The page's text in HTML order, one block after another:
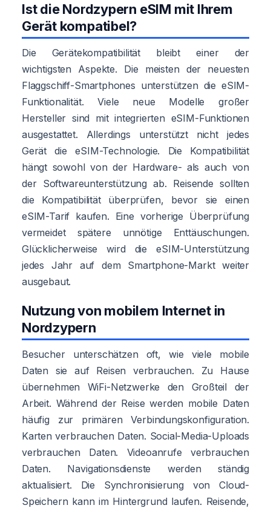
Ist die Nordzypern eSIM mit Ihrem
Gerät kompatibel?
Die Gerätekompatibilität bleibt einer der
wichtigsten Aspekte. Die meisten der neuesten
Flaggschiff-Smartphones unterstützen die eSIM-
Funktionalität. Viele neue Modelle großer
Hersteller sind mit integrierten eSIM-Funktionen
ausgestattet. Allerdings unterstützt nicht jedes
Gerät die eSIM-Technologie. Die Kompatibilität
hängt sowohl von der Hardware- als auch von
der Softwareunterstützung ab. Reisende sollten
die Kompatibilität überprüfen, bevor sie einen
eSIM-Tarif kaufen. Eine vorherige Überprüfung
vermeidet spätere unnötige Enttäuschungen.
Glücklicherweise wird die eSIM-Unterstützung
jedes Jahr auf dem Smartphone-Markt weiter
ausgebaut.
Nutzung von mobilem Internet in
Nordzypern
Besucher unterschätzen oft, wie viele mobile
Daten sie auf Reisen verbrauchen. Zu Hause
übernehmen WiFi-Netzwerke den Großteil der
Arbeit. Während der Reise werden mobile Daten
häufig zur primären Verbindungskonfiguration.
Karten verbrauchen Daten. Social-Media-Uploads
verbrauchen Daten. Videoanrufe verbrauchen
Daten. Navigationsdienste werden ständig
aktualisiert. Die Synchronisierung von Cloud-
Speichern kann im Hintergrund laufen. Reisende,